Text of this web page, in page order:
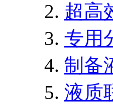
超高
专用
制备
液质